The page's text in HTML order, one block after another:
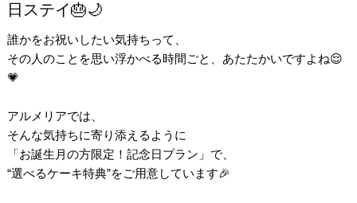
日ステイ🎂🌙
誰かをお祝いしたい気持ちって、
その人のことを思い浮かべる時間ごと、あたたかいですよね😌
💗
アルメリアでは、
そんな気持ちに寄り添えるように
「お誕生月の方限定！記念日プラン」で、
“選べるケーキ特典”をご用意しています🎉